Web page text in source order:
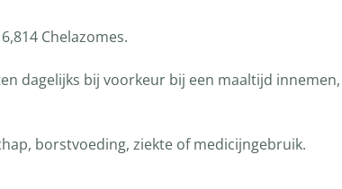
Chelazomes.
dagelijks bij voorkeur bij een maaltijd
borstvoeding, ziekte of medicijngebruik.